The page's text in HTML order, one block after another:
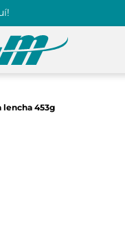
lencha 453g